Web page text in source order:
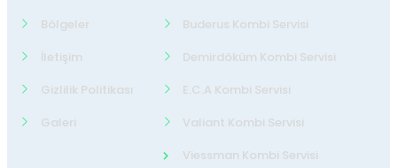
Bölgeler
İletişim
Gizlilik Politikası
Galeri
Buderus Kombi Servisi
Demirdöküm Kombi Servisi
E.C.A Kombi Servisi
Valiant Kombi Servisi
Viessman Kombi Servisi